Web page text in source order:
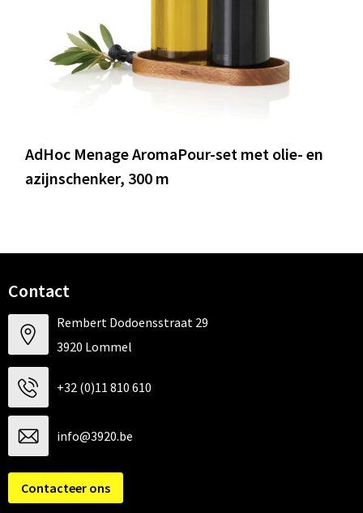
AdHoc Menage AromaPour-set met olie- en
azijnschenker, 300 m
Contact
Rembert Dodoensstraat 29
3920 Lommel
+32 (0)11 810 610
info@3920.be
Contacteer ons